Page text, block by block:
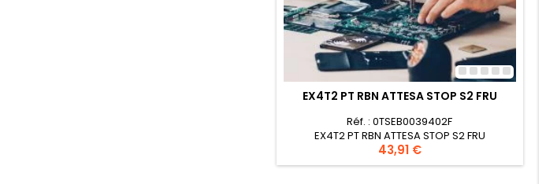
EX4T2 PT RBN ATTESA STOP S2 FRU
Réf. : 0TSEB0039402F
EX4T2 PT RBN ATTESA STOP S2 FRU
Prezzo
43,91 €